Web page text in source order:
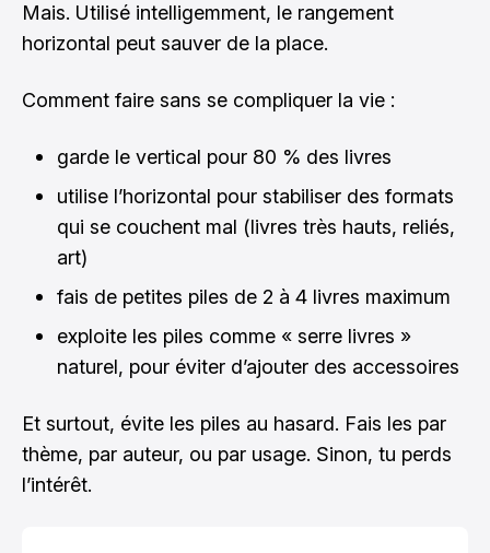
Mais. Utilisé intelligemment, le rangement
horizontal peut sauver de la place.
Comment faire sans se compliquer la vie :
garde le vertical pour 80 % des livres
utilise l’horizontal pour stabiliser des formats
qui se couchent mal (livres très hauts, reliés,
art)
fais de petites piles de 2 à 4 livres maximum
exploite les piles comme « serre livres »
naturel, pour éviter d’ajouter des accessoires
Et surtout, évite les piles au hasard. Fais les par
thème, par auteur, ou par usage. Sinon, tu perds
l’intérêt.